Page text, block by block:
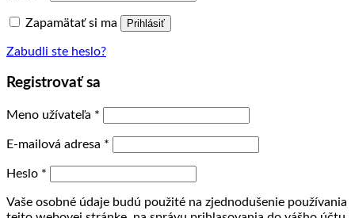
Zapamätať si ma Prihlásiť
Zabudli ste heslo?
Registrovať sa
Meno užívateľa *
E-mailová adresa *
Heslo *
Vaše osobné údaje budú použité na zjednodušenie používania